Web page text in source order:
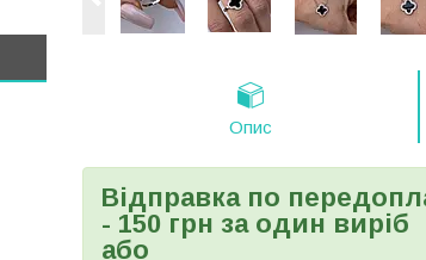
Опис
Відправка по
- 150 грн за один виріб
або